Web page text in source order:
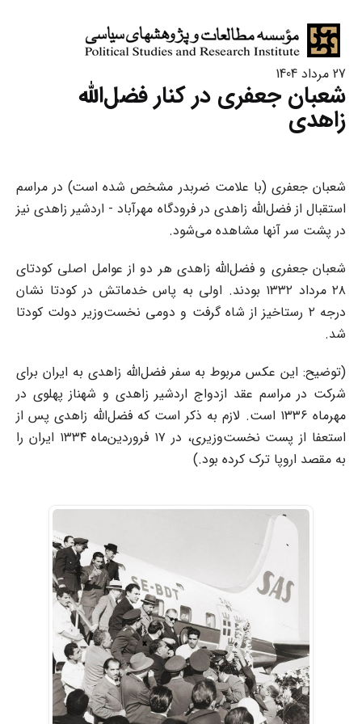
27 مرداد 1404
شعبان جعفری در کنار فضل‌الله
زاهدی
شعبان جعفری (با علامت ضربدر مشخص شده است) در مراسم
استقبال از فضل‌الله زاهدی در فرودگاه مهرآباد - اردشیر زاهدی نیز
در پشت سر آنها مشاهده می‌شود.
شعبان جعفری و فضل‌الله زاهدی هر دو از عوامل اصلی کودتای
۲۸ مرداد ۱۳۳۲ بودند. اولی به پاس خدماتش در کودتا نشان
درجه ۲ رستاخیز از شاه گرفت و دومی نخست‌وزیر دولت کودتا
شد.
(توضیح: این عکس مربوط به سفر فضل‌الله زاهدی به ایران برای
شرکت در مراسم عقد ازدواج اردشیر زاهدی و شهناز پهلوی در
مهرماه ۱۳۳۶ است. لازم به ذکر است که فضل‌الله زاهدی پس از
استعفا از پست نخست‌وزیری، در ۱۷ فروردین‌ماه ۱۳۳۴ ایران را
به مقصد اروپا ترک کرده بود.)